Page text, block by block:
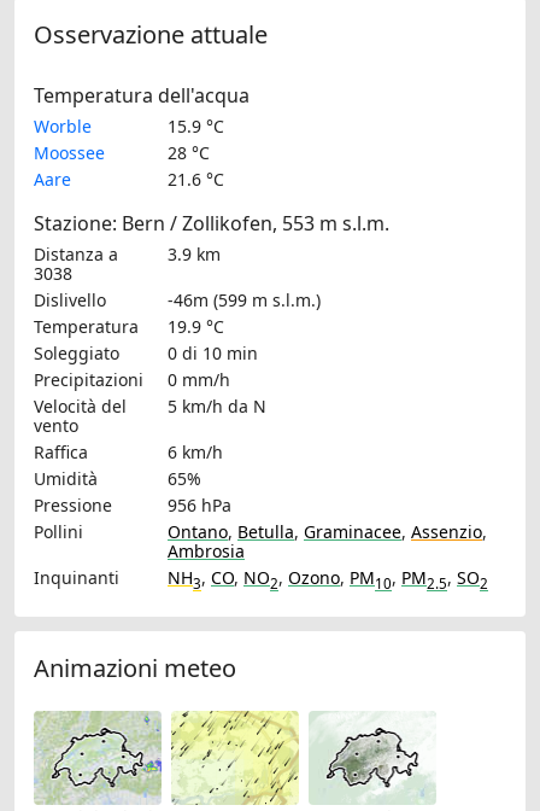
Osservazione attuale
Temperatura dell'acqua
Worble
15.9 °C
Moossee
28 °C
Aare
21.6 °C
Stazione: Bern / Zollikofen, 553 m s.l.m.
Distanza a
3038
3.9 km
Dislivello
-46m (599 m s.l.m.)
Temperatura
19.9 °C
Soleggiato
0 di 10 min
Precipitazioni
0 mm/h
Velocità del
vento
5 km/h da N
Raffica
6 km/h
Umidità
65%
Pressione
956 hPa
Pollini
Ontano, Betulla, Graminacee, Assenzio,
Ambrosia
Inquinanti
NH3, CO, NO2, Ozono, PM10, PM2.5, SO2
Animazioni meteo